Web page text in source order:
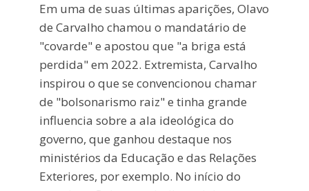
Em uma de suas últimas aparições, Olavo
de Carvalho chamou o mandatário de
"covarde" e apostou que "a briga está
perdida" em 2022. Extremista, Carvalho
inspirou o que se convencionou chamar
de "bolsonarismo raiz" e tinha grande
influencia sobre a ala ideológica do
governo, que ganhou destaque nos
ministérios da Educação e das Relações
Exteriores, por exemplo. No início do